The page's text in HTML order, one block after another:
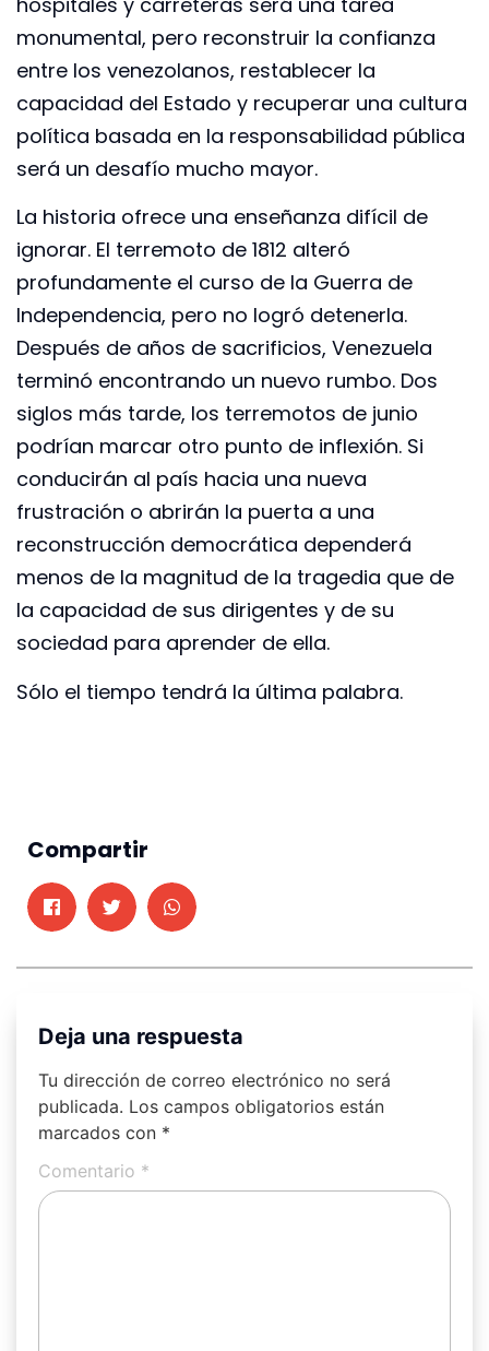
monumental, pero reconstruir la confianza
entre los venezolanos, restablecer la
capacidad del Estado y recuperar una cultura
política basada en la responsabilidad pública
será un desafío mucho mayor.
La historia ofrece una enseñanza difícil de
ignorar. El terremoto de 1812 alteró
profundamente el curso de la Guerra de
Independencia, pero no logró detenerla.
Después de años de sacrificios, Venezuela
terminó encontrando un nuevo rumbo. Dos
siglos más tarde, los terremotos de junio
podrían marcar otro punto de inflexión. Si
conducirán al país hacia una nueva
frustración o abrirán la puerta a una
reconstrucción democrática dependerá
menos de la magnitud de la tragedia que de
la capacidad de sus dirigentes y de su
sociedad para aprender de ella.
Sólo el tiempo tendrá la última palabra.
Compartir
Deja una respuesta
Tu dirección de correo electrónico no será
publicada. Los campos obligatorios están
marcados con *
Comentario *